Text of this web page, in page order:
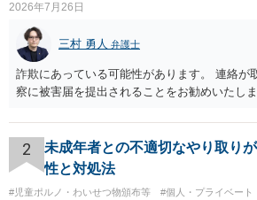
2026年7月26日
三村 勇人 弁護士
詐欺にあっている可能性があります。 連絡が
察に被害届を提出されることをお勧めいたしま
2
未成年者との不適切なやり取り
性と対処法
#児童ポルノ・わいせつ物頒布等 #個人・プライベート